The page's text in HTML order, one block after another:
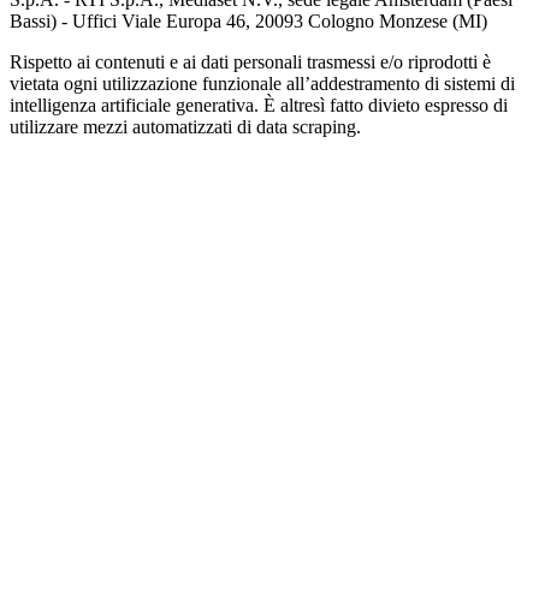
Bassi) - Uffici Viale Europa 46, 20093 Cologno Monzese (MI)
Rispetto ai contenuti e ai dati personali trasmessi e/o riprodotti è
vietata ogni utilizzazione funzionale all’addestramento di sistemi di
intelligenza artificiale generativa. È altresì fatto divieto espresso di
utilizzare mezzi automatizzati di data scraping.